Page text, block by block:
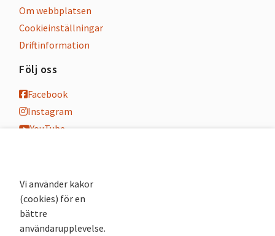
Om webbplatsen
Cookieinställningar
Driftinformation
Följ oss
Facebook
Instagram
YouTube
Nyhetsbrev
Andra webbplatser
Arkivsök
Vi använder kakor
(cookies) för en
bättre
användarupplevelse.